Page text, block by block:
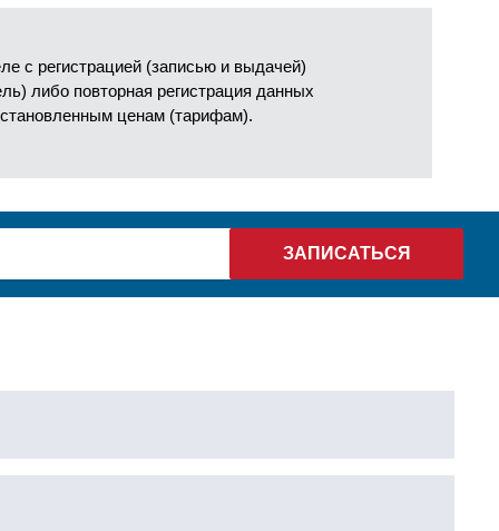
с регистрацией (записью и выдачей)
либо повторная регистрация данных
ценам (тарифам).